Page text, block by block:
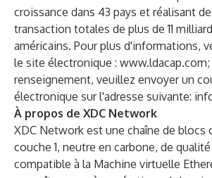
croissance dans 43 pays et réalisant
transaction totales de plus de 11
américains. Pour plus d'informations,
le site électronique : www.ldacap.com
renseignement, veuillez envoyer un
électronique sur l'adresse suivante:
À propos de XDC Network
XDC Network est une chaîne de blocs
couche 1, neutre en carbone, de
compatible à la Machine virtuelle